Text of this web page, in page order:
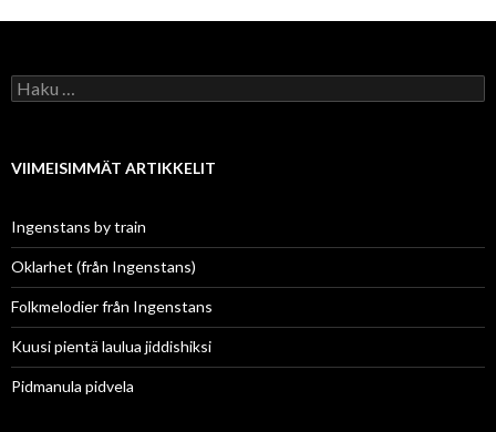
Haku:
VIIMEISIMMÄT ARTIKKELIT
Ingenstans by train
Oklarhet (från Ingenstans)
Folkmelodier från Ingenstans
Kuusi pientä laulua jiddishiksi
Pidmanula pidvela